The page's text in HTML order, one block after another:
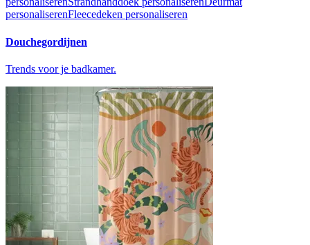
personaliserenFleecedeken personaliseren
Douchegordijnen
Trends voor je badkamer.